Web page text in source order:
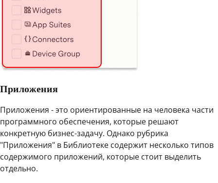
Приложения
Приложения - это ориентированные на человека части
программного обеспечения, которые решают
конкретную бизнес-задачу. Однако рубрика
"Приложения" в Библиотеке содержит несколько типов
содержимого приложений, которые стоит выделить
отдельно.